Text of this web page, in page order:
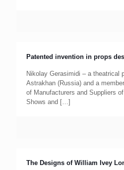
Patented invention in props
Nikolay Gerasimidi – a theatrical
Astrakhan (Russia) and a
of Manufacturers and Suppliers
Shows and […]
The Designs of William Ivey